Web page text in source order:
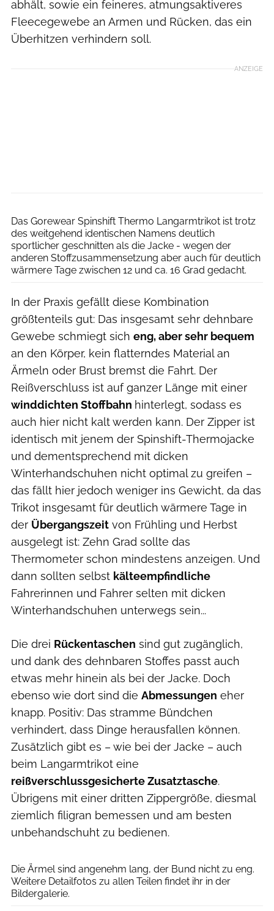
abhält, sowie ein feineres, atmungsaktiveres
Fleecegewebe an Armen und Rücken, das ein
Überhitzen verhindern soll.
ANZEIGE
Das Gorewear Spinshift Thermo Langarmtrikot ist trotz
des weitgehend identischen Namens deutlich
sportlicher geschnitten als die Jacke - wegen der
anderen Stoffzusammensetzung aber auch für deutlich
wärmere Tage zwischen 12 und ca. 16 Grad gedacht.
In der Praxis gefällt diese Kombination
größtenteils gut: Das insgesamt sehr dehnbare
Gewebe schmiegt sich eng, aber sehr bequem
an den Körper, kein flatterndes Material an
Ärmeln oder Brust bremst die Fahrt. Der
Reißverschluss ist auf ganzer Länge mit einer
winddichten Stoffbahn hinterlegt, sodass es
auch hier nicht kalt werden kann. Der Zipper ist
identisch mit jenem der Spinshift-Thermojacke
und dementsprechend mit dicken
Winterhandschuhen nicht optimal zu greifen –
das fällt hier jedoch weniger ins Gewicht, da das
Trikot insgesamt für deutlich wärmere Tage in
der Übergangszeit von Frühling und Herbst
ausgelegt ist: Zehn Grad sollte das
Thermometer schon mindestens anzeigen. Und
dann sollten selbst kälteempfindliche
Fahrerinnen und Fahrer selten mit dicken
Winterhandschuhen unterwegs sein...
Die drei Rückentaschen sind gut zugänglich,
und dank des dehnbaren Stoffes passt auch
etwas mehr hinein als bei der Jacke. Doch
ebenso wie dort sind die Abmessungen eher
knapp. Positiv: Das stramme Bündchen
verhindert, dass Dinge herausfallen können.
Zusätzlich gibt es – wie bei der Jacke – auch
beim Langarmtrikot eine
reißverschlussgesicherte Zusatztasche.
Übrigens mit einer dritten Zippergröße, diesmal
ziemlich filigran bemessen und am besten
unbehandschuht zu bedienen.
Die Ärmel sind angenehm lang, der Bund nicht zu eng.
Weitere Detailfotos zu allen Teilen findet ihr in der
Bildergalerie.